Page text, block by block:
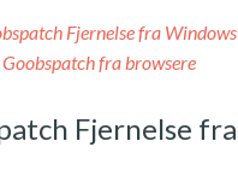
Fjernelse fra Windows
fra browsere
Fjernelse fra